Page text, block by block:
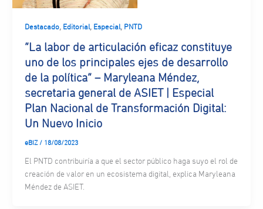
Destacado, Editorial, Especial, PNTD
“La labor de articulación eficaz constituye
uno de los principales ejes de desarrollo
de la política” – Maryleana Méndez,
secretaria general de ASIET | Especial
Plan Nacional de Transformación Digital:
Un Nuevo Inicio
eBIZ / 18/08/2023
El PNTD contribuiría a que el sector público haga suyo el rol de
creación de valor en un ecosistema digital, explica Maryleana
Méndez de ASIET.